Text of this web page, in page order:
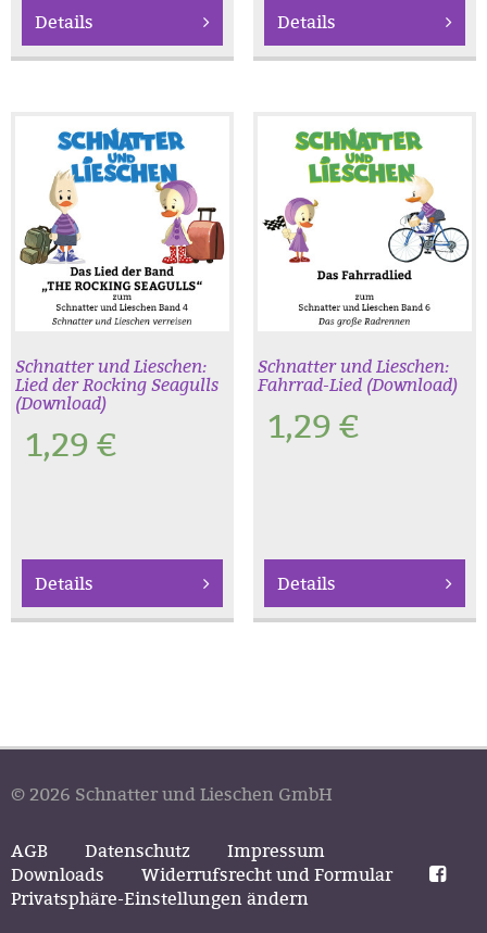
Details Details
Schnatter und Lieschen:
Lied der Rocking Seagulls
(Download)
1,29€
Details
Schnatter und Lieschen:
Fahrrad-Lied (Download)
1,29€
Details
© 2026 Schnatter und Lieschen GmbH
AGB Datenschutz
Impressum
Downloads
Widerrufsrecht und Formular
Privatsphäre-Einstellungen ändern